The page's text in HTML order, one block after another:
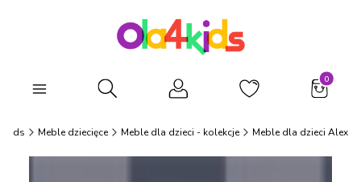
Otwórz wyszukiwarkę
Meble dziecięce Meble dla dzieci - kolekcje Meble dla dzieci Alex